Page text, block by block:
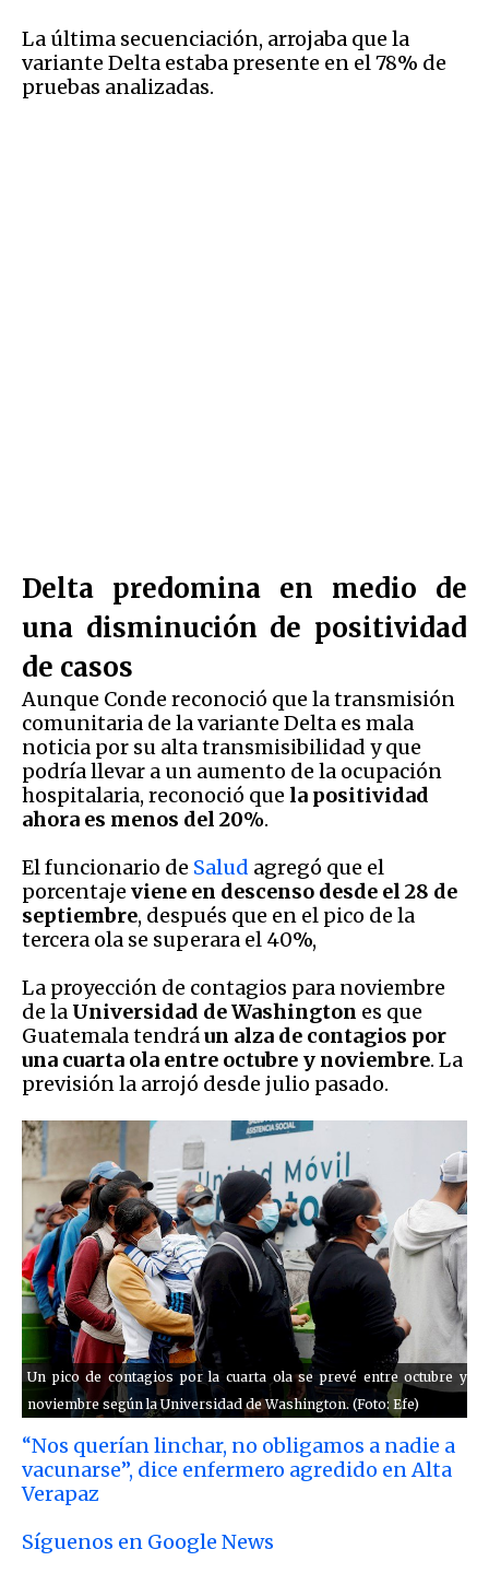
La última secuenciación, arrojaba que la
variante Delta estaba presente en el 78% de
pruebas analizadas.
Delta predomina en medio de
una disminución de positividad
de casos
Aunque Conde reconoció que la transmisión
comunitaria de la variante Delta es mala
noticia por su alta transmisibilidad y que
podría llevar a un aumento de la ocupación
hospitalaria, reconoció que la positividad
ahora es menos del 20%.
El funcionario de Salud agregó que el
porcentaje viene en descenso desde el 28 de
septiembre, después que en el pico de la
tercera ola se superara el 40%,
La proyección de contagios para noviembre
de la Universidad de Washington es que
Guatemala tendráun alza de contagios por
una cuarta ola entre octubre y noviembre. La
previsión la arrojó desde julio pasado.
Un pico de contagios por la cuarta ola se prevé entre octubre y
noviembre según la Universidad de Washington. (Foto: Efe)
“Nos querían linchar, no obligamos a nadie a
vacunarse”, dice enfermero agredido en Alta
Verapaz
Síguenos en Google News